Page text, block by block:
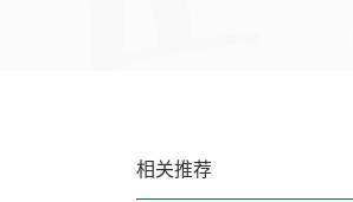
相关推荐